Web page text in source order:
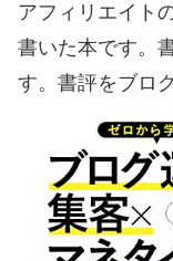
アフィリエイト
書いた本です。
す。書評をブロ